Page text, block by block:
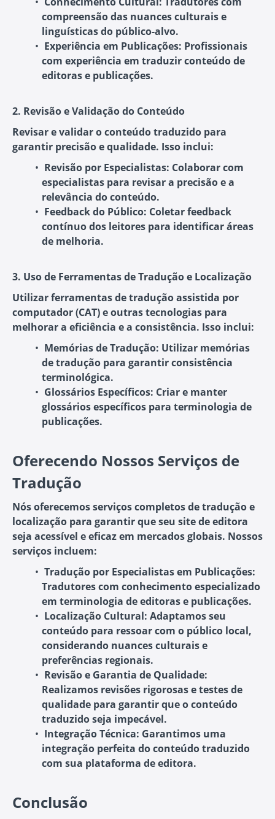
compreensão das nuances culturais e
linguísticas do público-alvo.
Experiência em Publicações: Profissionais
com experiência em traduzir conteúdo de
editoras e publicações.
2. Revisão e Validação do Conteúdo
Revisar e validar o conteúdo traduzido para
garantir precisão e qualidade. Isso inclui:
Revisão por Especialistas: Colaborar com
especialistas para revisar a precisão e a
relevância do conteúdo.
Feedback do Público: Coletar feedback
contínuo dos leitores para identificar áreas
de melhoria.
3. Uso de Ferramentas de Tradução e Localização
Utilizar ferramentas de tradução assistida por
computador (CAT) e outras tecnologias para
melhorar a eficiência e a consistência. Isso inclui:
Memórias de Tradução: Utilizar memórias
de tradução para garantir consistência
terminológica.
Glossários Específicos: Criar e manter
glossários específicos para terminologia de
publicações.
Oferecendo Nossos Serviços de
Tradução
Nós oferecemos serviços completos de tradução e
localização para garantir que seu site de editora
seja acessível e eficaz em mercados globais. Nossos
serviços incluem:
Tradução por Especialistas em Publicações:
Tradutores com conhecimento especializado
em terminologia de editoras e publicações.
Localização Cultural: Adaptamos seu
conteúdo para ressoar com o público local,
considerando nuances culturais e
preferências regionais.
Revisão e Garantia de Qualidade:
Realizamos revisões rigorosas e testes de
qualidade para garantir que o conteúdo
traduzido seja impecável.
Integração Técnica: Garantimos uma
integração perfeita do conteúdo traduzido
com sua plataforma de editora.
Conclusão